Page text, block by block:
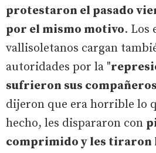
protestaron el pasado
por el mismo motivo. Los
vallisoletanos cargan
autoridades por la "
sufrieron sus compañeros
dijeron que era horrible lo
hecho, les dispararon con
comprimido y les tiraron